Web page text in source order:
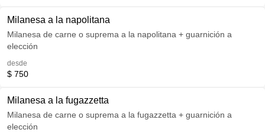
Milanesa a la napolitana
Milanesa de carne o suprema a la napolitana + guarnición a
elección
desde
$ 750
Milanesa a la fugazzetta
Milanesa de carne o suprema a la fugazzetta + guarnición a
elección